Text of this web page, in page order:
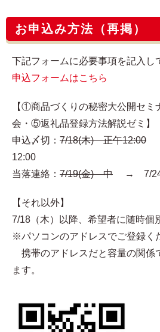
お申込み方法（再掲）
下記フォームに必要事項を記入し
申込フォームはこちら
【①商品づくりの秘密大公開セ
会・⑤返礼品登録方法解説ゼミ】
申込〆切： 7/18(木) 正午12:00
12:00
当落連絡： 7/19(金) 中 → 7/24(
【それ以外】
7/18（木）以降、希望者に随時個
※パソコンのアドレスでご登録く
携帯のアドレスだと容量の関係
ます。